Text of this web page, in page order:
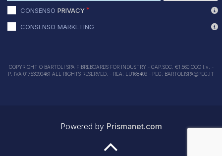
CONSENSO PRIVACY
CONSENSO MARKETING
COPYRIGHT O BARTOLI SPA FIBREBOARDS FOR INDUSTRY - CAP.SOC. €1.560.OOO I.v. -
P. IVA 01753090461 ALL RIGHTS RESERVED. - REA: LU168409 - PEC: BARTOLISPA@PEC.IT
Powered by Prismanet.com